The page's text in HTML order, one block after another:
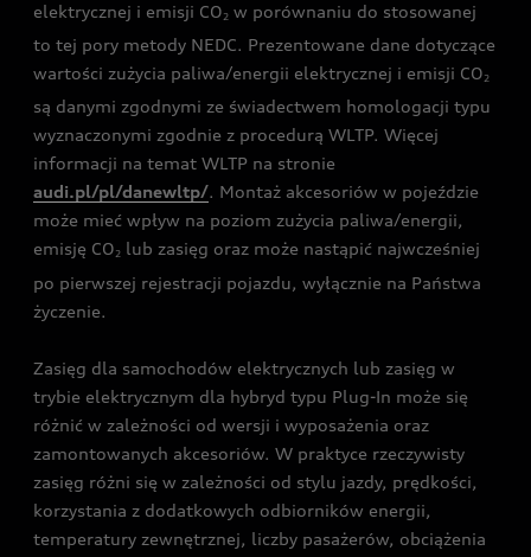
elektrycznej i emisji CO2 w porównaniu do stosowanej
to tej pory metody NEDC. Prezentowane dane dotyczące
wartości zużycia paliwa/energii elektrycznej i emisji CO2
są danymi zgodnymi ze świadectwem homologacji typu
wyznaczonymi zgodnie z procedurą WLTP. Więcej
informacji na temat WLTP na stronie
audi.pl/pl/danewltp/. Montaż akcesoriów w pojeździe
może mieć wpływ na poziom zużycia paliwa/energii,
emisję CO2 lub zasięg oraz może nastąpić najwcześniej
po pierwszej rejestracji pojazdu, wyłącznie na Państwa
życzenie.
Zasięg dla samochodów elektrycznych lub zasięg w
trybie elektrycznym dla hybryd typu Plug-In może się
różnić w zależności od wersji i wyposażenia oraz
zamontowanych akcesoriów. W praktyce rzeczywisty
zasięg różni się w zależności od stylu jazdy, prędkości,
korzystania z dodatkowych odbiorników energii,
temperatury zewnętrznej, liczby pasażerów, obciążenia